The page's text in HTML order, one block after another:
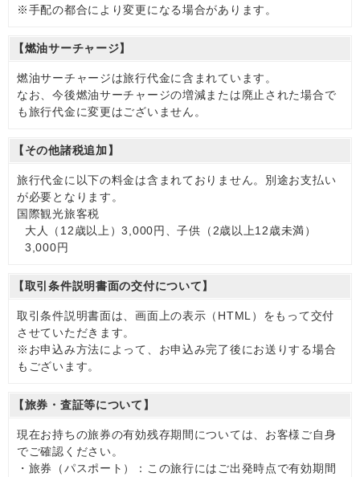
※手配の都合により変更になる場合があります。
【燃油サーチャージ】
燃油サーチャージは旅行代金に含まれています。
なお、今後燃油サーチャージの増減または廃止された場合で
も旅行代金に変更はございません。
【その他諸税追加】
旅行代金に以下の料金は含まれておりません。別途お支払い
が必要となります。
国際観光旅客税
大人（12歳以上）3,000円、子供（2歳以上12歳未満）
3,000円
【取引条件説明書面の交付について】
取引条件説明書面は、画面上の表示（HTML）をもって交付
させていただきます。
※お申込み方法によって、お申込み完了後にお送りする場合
もございます。
【旅券・査証等について】
現在お持ちの旅券の有効残存期間については、お客様ご自身
でご確認ください。
・旅券（パスポート）：この旅行にはご出発時点で有効期間